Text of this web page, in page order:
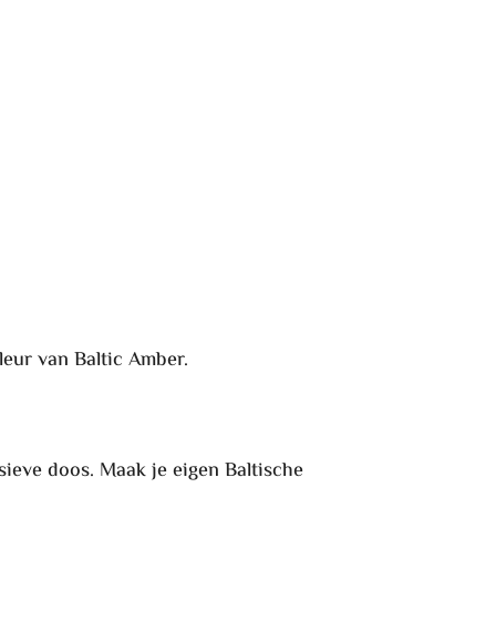
van Baltic Amber.
doos. Maak je eigen Baltische